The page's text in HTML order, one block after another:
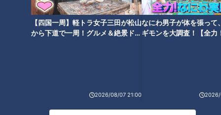
【四国一周】軽トラ女子三田が松山
から下道で一周！グルメ＆絶景ドラ
2026/08/07 21:00
なにわ男子が体を張って
ギモンを大調査！【全力
2026/
RANKING